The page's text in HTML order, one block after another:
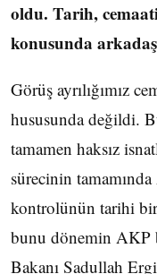
oldu. Tarih,
konusunda
Görüş ayrılığımız
hususunda değildi.
tamamen haksız
sürecinin
kontrolünün tarihi bir
bunu dönemin AKP
Bakanı Sadullah